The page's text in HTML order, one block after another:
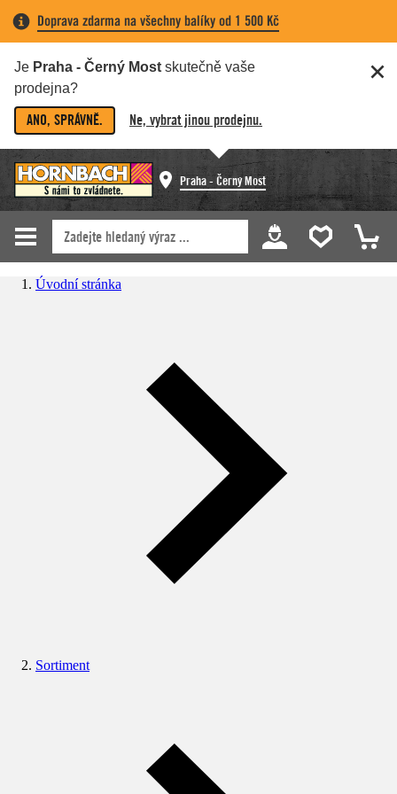
Doprava zdarma na všechny balíky od 1 500 Kč
Je Praha - Černý Most skutečně vaše
prodejna?
ANO, SPRÁVNĚ. Ne, vybrat jinou prodejnu.
Praha - Černý Most
Úvodní stránka
Sortiment